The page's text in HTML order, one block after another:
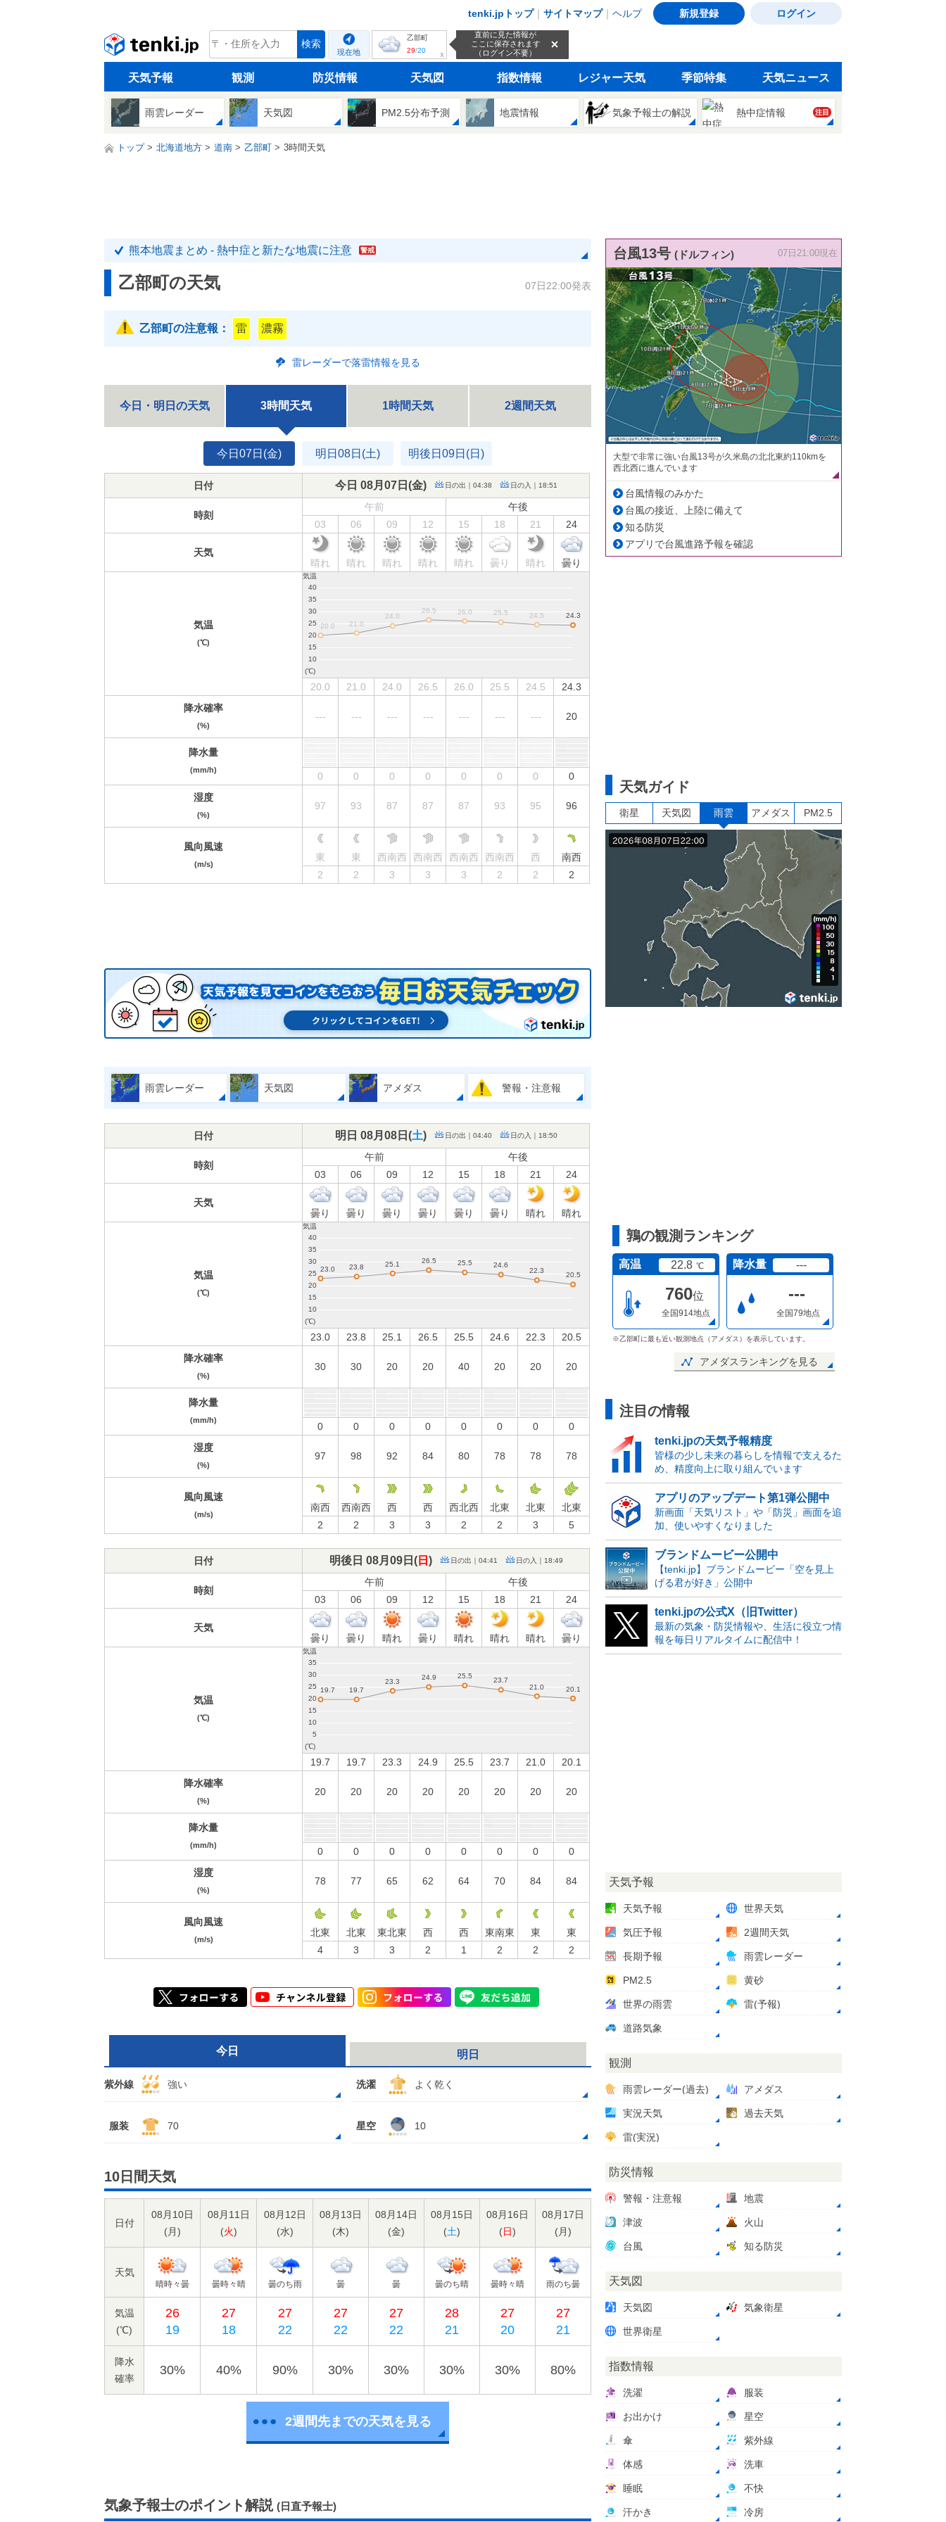
tenki.jpトップ｜ サイトマップ｜ ヘルプ 新規登録 ログイン
tenki.jp 検索
現在地
乙部町
29/20 ｘ
直前に見た情報が
ここに保存されます
（ログイン不要）
天気予報 観測 防災情報 天気図 指数情報 レジャー天気 季節特集 天気ニュース
雨雲レーダー 天気図 PM2.5分布予測 地震情報 気象予報士の解説 熱中症情報 注目
トップ 北海道地方 道南 乙部町 3時間天気
熊本地震まとめ - 熱中症と新たな地震に注意 警戒
乙部町の天気 07日22:00発表
乙部町の注意報： 雷 濃霧
雷レーダーで落雷情報を見る
今日・明日の天気 3時間天気 1時間天気 2週間天気
今日07日(金) 明日08日(土) 明後日09日(日)
日付 今日 08月07日(金) 日の出｜04:38 日の入｜18:51
時刻
午前
午後
03
06 09 12 15 18 21 24
天気
晴れ
晴れ 晴れ 晴れ 晴れ 曇り 晴れ 曇り
気温
(℃)
20.0 21.0 24.0 26.5 26.0 25.5 24.5
24.3
降水確率
(%)
--- --- --- --- --- --- --- 20
降水量
(mm/h)
0 0 0 0 0 0 0
0
湿度
(%)
97 93 87 87 87 93 95 96
風向風速
(m/s)
東 東 西南西 西南西 西南西 西南西 西
南西
2
2 3 3 3 2 2 2
雨雲レーダー 天気図 アメダス 警報・注意報
日付 明日 08月08日(土) 日の出｜04:40 日の入｜18:50
時刻
午前
午後
03
06 09 12 15 18 21 24
天気
曇り
曇り 曇り 曇り 曇り 曇り 晴れ 晴れ
気温
(℃)
23.0 23.8 25.1 26.5 25.5 24.6 22.3
20.5
降水確率
(%)
30 30 20 20 40 20 20 20
降水量
(mm/h)
0 0 0 0 0 0 0
0
湿度
(%)
97 98 92 84 80 78 78 78
風向風速
(m/s)
南西 西南西 西 西 西北西 北東 北東
北東
2
2 3 3 2 2 3 5
日付 明後日 08月09日(日 ) 日の出｜04:41 日の入｜18:49
時刻
午前
午後
03
06 09 12 15 18 21 24
天気
曇り
曇り 晴れ 曇り 晴れ 晴れ 晴れ 曇り
気温
(℃)
19.7 19.7 23.3 24.9 25.5 23.7 21.0
20.1
降水確率
(%)
20 20 20 20 20 20 20 20
降水量
(mm/h)
0 0 0 0 0 0 0
0
湿度
(%)
78 77 65 62 64 70 84 84
風向風速
(m/s)
北東 北東 東北東 西 西 東南東 東
東
4
3 3 2 1 2 2 2
今日 明日
紫外線 強い 洗濯 よく乾く
服装 70 星空 10
10日間天気
日付
08月10日
(月)
08月11日
(火)
08月12日
(水)
08月13日
(木)
08月14日
(金)
08月15日
(土)
08月16日
(日)
08月17日
(月)
天気
晴時々曇 曇時々晴 曇のち雨 曇 曇 曇のち晴 曇時々晴 雨のち曇
気温
(℃)
26
19
27
18
27
22
27
22
27
22
28
21
27
20
27
21
降水
確率
30% 40% 90% 30% 30% 30% 30% 80%
2週間先までの天気を見る
気象予報士のポイント解説 (日直予報士)
台風13号 (ドルフィン) 07日21:00現在
大型で非常に強い台風13号が久米島の北北東約110kmを
西北西に進んでいます
台風情報のみかた
台風の接近、上陸に備えて
知る防災
アプリで台風進路予報を確認
天気ガイド
衛星 天気図 雨雲 アメダス PM2.5
鶉の観測ランキング
高温 22.8 ℃
760位
全国914地点
降水量 ---
---
全国79地点
※乙部町に最も近い観測地点（アメダス）を表示しています。
アメダスランキングを見る
注目の情報
tenki.jpの天気予報精度
皆様の少し未来の暮らしを情報で支えるた
め、精度向上に取り組んでいます
アプリのアップデート第1弾公開中
新画面「天気リスト」や「防災」画面を追
加、使いやすくなりました
ブランドムービー公開中
【tenki.jp】ブランドムービー「空を見上
げる君が好き」公開中
tenki.jpの公式X（旧Twitter）
最新の気象・防災情報や、生活に役立つ情
報を毎日リアルタイムに配信中！
天気予報
天気予報 世界天気
気圧予報 2週間天気
長期予報 雨雲レーダー
PM2.5 黄砂
世界の雨雲 雷(予報)
道路気象
観測
雨雲レーダー(過去) アメダス
実況天気 過去天気
雷(実況)
防災情報
警報・注意報 地震
津波 火山
台風 知る防災
天気図
天気図 気象衛星
世界衛星
指数情報
洗濯 服装
お出かけ 星空
傘 紫外線
体感 洗車
睡眠 不快
汗かき 冷房